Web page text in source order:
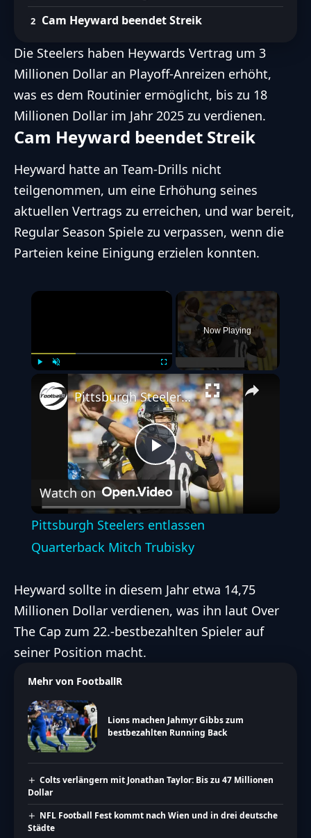
Anreizen
vergangenen Saison und seine Rolle im
Team
Cam Heyward beendet Streik
Die Steelers haben Heywards Vertrag um 3
Millionen Dollar an Playoff-Anreizen erhöht,
was es dem Routinier ermöglicht, bis zu 18
Millionen Dollar im Jahr 2025 zu verdienen.
Cam Heyward beendet Streik
Heyward hatte an Team-Drills nicht
teilgenommen, um eine Erhöhung seines
aktuellen Vertrags zu erreichen, und war bereit,
Regular Season Spiele zu verpassen, wenn die
Parteien keine Einigung erzielen konnten.
×
Unmute Fullscreen
Now Playing
Play
Video
Pittsburgh Steelers entlassen Quarterback Mitch Trubisky
Watch on
Pittsburgh Steelers entlassen
Quarterback Mitch Trubisky
Heyward sollte in diesem Jahr etwa 14,75
Millionen Dollar verdienen, was ihn laut Over
The Cap zum 22.-bestbezahlten Spieler auf
seiner Position macht.
Mehr von FootballR
Lions machen Jahmyr Gibbs zum
bestbezahlten Running Back
Colts verlängern mit Jonathan Taylor: Bis zu 47 Millionen
Dollar
NFL Football Fest kommt nach Wien und in drei deutsche
Städte